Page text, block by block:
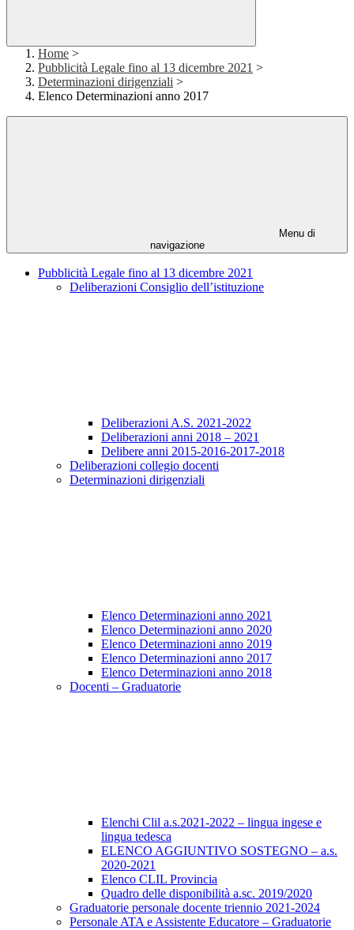
Home >
Pubblicità Legale fino al 13 dicembre 2021 >
Determinazioni dirigenziali >
Elenco Determinazioni anno 2017
Menu di
navigazione
Pubblicità Legale fino al 13 dicembre 2021
Deliberazioni Consiglio dell’istituzione
Deliberazioni A.S. 2021-2022
Deliberazioni anni 2018 – 2021
Delibere anni 2015-2016-2017-2018
Deliberazioni collegio docenti
Determinazioni dirigenziali
Elenco Determinazioni anno 2021
Elenco Determinazioni anno 2020
Elenco Determinazioni anno 2019
Elenco Determinazioni anno 2017
Elenco Determinazioni anno 2018
Docenti – Graduatorie
Elenchi Clil a.s.2021-2022 – lingua ingese e
lingua tedesca
ELENCO AGGIUNTIVO SOSTEGNO – a.s.
2020-2021
Elenco CLIL Provincia
Quadro delle disponibilità a.sc. 2019/2020
Graduatorie personale docente triennio 2021-2024
Personale ATA e Assistente Educatore – Graduatorie